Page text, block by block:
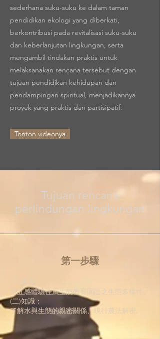
sederhana suku-suku ke dalam taman
pendidikan ekologi yang diberkati,
berkontribusi pada revitalisasi suku-suku
dan keberlanjutan lingkungan, serta
mengambil tindakan praktis untuk
melaksanakan rencana tersebut dengan
tujuan pendidikan kehidupan dan
pendampingan spiritual, menjadikannya
proyek yang praktis dan partisipatif.
Tonton videonya
Tujuan rencana
perlindungan lingkungan
​第一步驟
用五感體驗佳嵐生態教育園區之生態多樣性。
(二)知識：
了解水與生態的親密關係、現行農法解密。